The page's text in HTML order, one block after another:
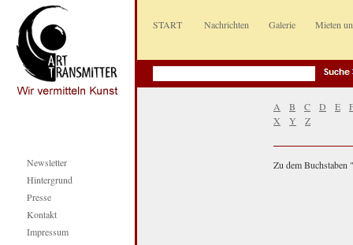
Newsletter
Hintergrund
Presse
Kontakt
Impressum
START Nachrichten Galerie Mieten
A B C D E
X
Y Z
Zu dem Buchstaben